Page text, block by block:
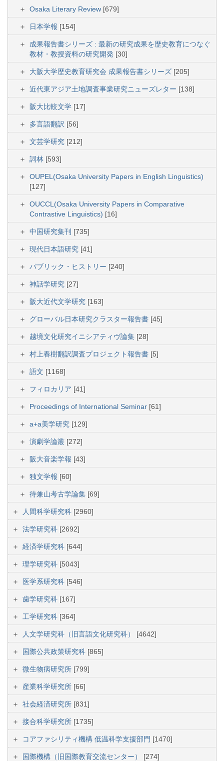
Osaka Literary Review [679]
日本学報 [154]
成果報告書シリーズ : 最新の研究成果を歴史教育につなぐ
教材・教授資料の研究開発 [30]
大阪大学歴史教育研究会 成果報告書シリーズ [205]
近代東アジア土地調査事業研究ニューズレター [138]
阪大比較文学 [17]
多言語翻訳 [56]
文芸学研究 [212]
詞林 [593]
OUPEL(Osaka University Papers in English Linguistics)
[127]
OUCCL(Osaka University Papers in Comparative
Contrastive Linguistics) [16]
中国研究集刊 [735]
現代日本語研究 [41]
パブリック・ヒストリー [240]
神話学研究 [27]
阪大近代文学研究 [163]
グローバル日本研究クラスター報告書 [45]
越境文化研究イニシアティヴ論集 [28]
村上春樹翻訳調査プロジェクト報告書 [5]
語文 [1168]
フィロカリア [41]
Proceedings of International Seminar [61]
a+a美学研究 [129]
演劇学論叢 [272]
阪大音楽学報 [43]
独文学報 [60]
待兼山考古学論集 [69]
人間科学研究科 [2960]
法学研究科 [2692]
経済学研究科 [644]
理学研究科 [5043]
医学系研究科 [546]
歯学研究科 [167]
工学研究科 [364]
人文学研究科（旧言語文化研究科） [4642]
国際公共政策研究科 [865]
微生物病研究所 [799]
産業科学研究所 [66]
社会経済研究所 [831]
接合科学研究所 [1735]
コアファシリティ機構 低温科学支援部門 [1470]
国際機構（旧国際教育交流センター） [274]